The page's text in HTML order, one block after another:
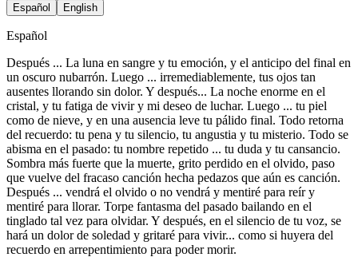
Español English
Español
Después ... La luna en sangre y tu emoción, y el anticipo del final en
un oscuro nubarrón. Luego ... irremediablemente, tus ojos tan
ausentes llorando sin dolor. Y después... La noche enorme en el
cristal, y tu fatiga de vivir y mi deseo de luchar. Luego ... tu piel
como de nieve, y en una ausencia leve tu pálido final. Todo retorna
del recuerdo: tu pena y tu silencio, tu angustia y tu misterio. Todo se
abisma en el pasado: tu nombre repetido ... tu duda y tu cansancio.
Sombra más fuerte que la muerte, grito perdido en el olvido, paso
que vuelve del fracaso canción hecha pedazos que aún es canción.
Después ... vendrá el olvido o no vendrá y mentiré para reír y
mentiré para llorar. Torpe fantasma del pasado bailando en el
tinglado tal vez para olvidar. Y después, en el silencio de tu voz, se
hará un dolor de soledad y gritaré para vivir... como si huyera del
recuerdo en arrepentimiento para poder morir.